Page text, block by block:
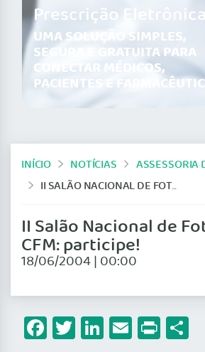
Prescrição Eletrônica
UMA SOLUÇÃO SIMPLES,
SEGURA E GRATUITA PARA
CONECTAR MÉDICOS,
PACIENTES E
INÍCIO NOTÍCIAS
ASSESSORIA
II SALÃO NACIONAL DE FOTOGRAFIA DO CFM: PARTICIPE!
II Salão Nacional de
CFM: participe!
18/06/2004 | 00:00
Facebook
Twitter
LinkedIn
Email
Print